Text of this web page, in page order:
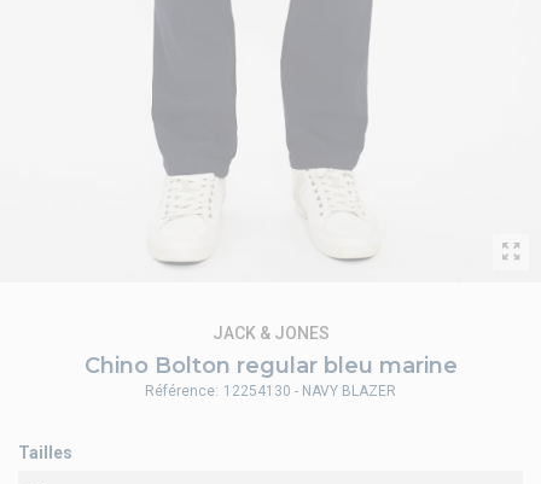
Chino Bolton regular bleu marine
JACK & JONES
Tailles
Référence: 12254130 - NAVY BLAZER